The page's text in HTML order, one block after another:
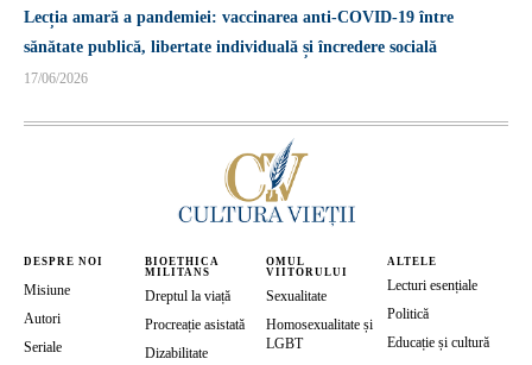
Lecția amară a pandemiei: vaccinarea anti-COVID-19 între
sănătate publică, libertate individuală și încredere socială
17/06/2026
DESPRE NOI
Misiune
Autori
Seriale
BIOETHICA
MILITANS
Dreptul la viață
Procreație asistată
Dizabilitate
OMUL
VIITORULUI
Sexualitate
Homosexualitate și
LGBT
ALTELE
Lecturi esențiale
Politică
Educație și cultură